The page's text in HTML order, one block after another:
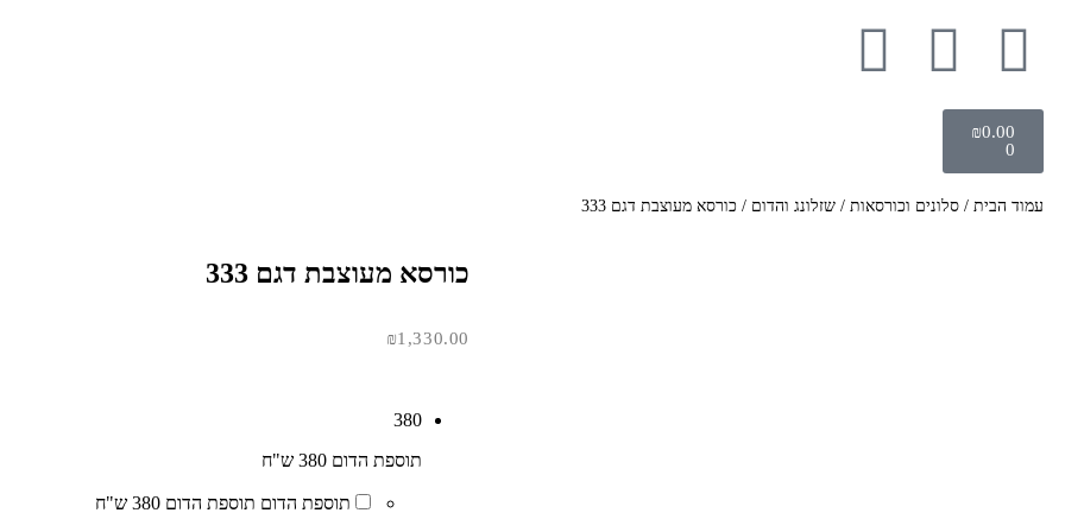
₪0.00
0
עמוד הבית / סלונים וכורסאות / שזלונג והדום / כורסא מעוצבת דגם 333
כורסא מעוצבת דגם 333
₪1,330.00
380
תוספת הדום 380 ש"ח
תוספת הדום תוספת הדום 380 ש"ח